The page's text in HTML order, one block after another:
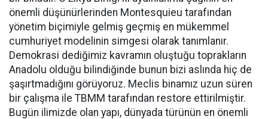
önemli düşünürlerinden Montesquieu tarafından
yönetim biçimiyle gelmiş geçmiş en mükemmel
cumhuriyet modelinin simgesi olarak tanımlanır.
Demokrasi dediğimiz kavramın oluştuğu toprakların
Anadolu olduğu bilindiğinde bunun bizi aslında hiç de
şaşırtmadığını görüyoruz. Meclis binamız uzun süren
bir çalışma ile TBMM tarafından restore ettirilmiştir.
Bugün ilimizde olan yapı, dünyada türünün en önemli